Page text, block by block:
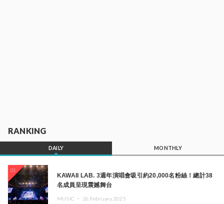
RANKING
DAILY MONTHLY
01
KAWAII LAB. 3週年演唱會吸引約20,000名粉絲！總計38
名成員呈現震撼舞台
MUSIC ・ 26.February.2025